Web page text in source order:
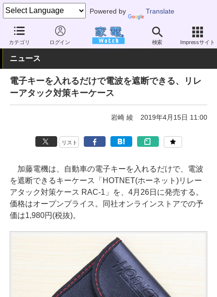
Powered by Translate
カテゴリ ログイン 検索 Impressサイト
家電 Watch その他・家電 防犯・防災用品
ニュース
電子キーを入れるだけで電波を遮断できる、リレ
ーアタック対策キーケース
岩崎 綾 2019年4月15日 11:00
リスト
加藤電機は、自動車の電子キーを入れるだけで、電波
を遮断できるキーケース「HOTNET(ホーネット)リレー
アタック対策ケース RAC-1」を、4月26日に発売する。
価格はオープンプライス。同社オンラインストアでの予
価は1,980円(税抜)。